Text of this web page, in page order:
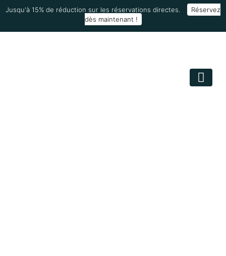
Jusqu'à 15% de réduction sur les réservations directes.
Réservez
dès maintenant !